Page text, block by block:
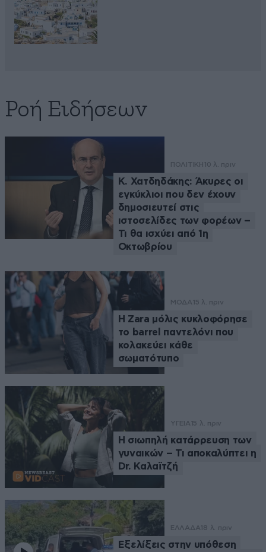
Ροή Ειδήσεων
ΠΟΛΙΤΙΚΗ 10 λ. πριν
Κ. Χατδηδάκης: Άκυρες οι
εγκύκλιοι που δεν έχουν
δημοσιευτεί στις
ιστοσελίδες των φορέων –
Τι θα ισχύει από 1η
Οκτωβρίου
ΜΟΔΑ 15 λ. πριν
Η Zara μόλις κυκλοφόρησε
το barrel παντελόνι που
κολακεύει κάθε
σωματότυπο
ΥΓΕΙΑ 15 λ. πριν
Η σιωπηλή κατάρρευση των
γυναικών – Τι αποκαλύπτει η
Dr. Καλαϊτζή
ΕΛΛΑΔΑ 18 λ. πριν
Εξελίξεις στην υπόθεση